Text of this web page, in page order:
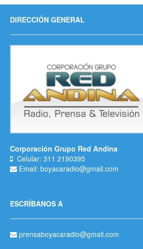
DIRECCIÓN GENERAL
Corporación Grupo Red Andina
Celular: 311 2190395
Email: boyacaradio@gmail.com
ESCRÍBANOS A
prensaboyacaradio@gmail.com